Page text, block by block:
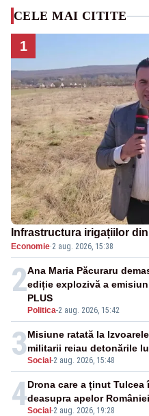
CELE MAI CITITE
1
Infrastructura irigațiilor
Economie·2 aug. 2026, 15:38
2
Politica-2 aug. 2026, 15:42
Ana Maria Păcuraru
ediție explozivă a
PLUS
3Social-2 aug. 2026, 15:48
Misiune ratată la
militarii reiau detonările
4Social-2 aug. 2026, 19:28
Drona care a ținut
deasupra apelor